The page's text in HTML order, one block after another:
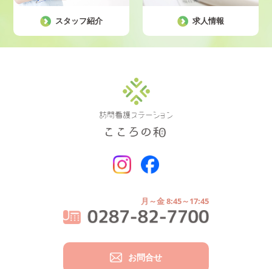
スタッフ紹介 求人情報
月～金 8:45～17:45
お問合せ